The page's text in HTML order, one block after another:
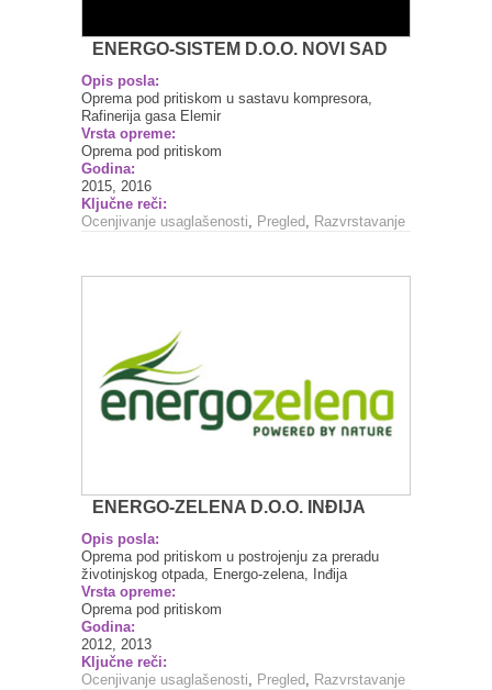
ENERGO-SISTEM D.O.O. NOVI SAD
Opis posla:
Oprema pod pritiskom u sastavu kompresora,
Rafinerija gasa Elemir
Vrsta opreme:
Oprema pod pritiskom
Godina:
2015, 2016
Ključne reči:
Ocenjivanje usaglašenosti
Pregled Razvrstavanje
ENERGO-ZELENA D.O.O. INĐIJA
Opis posla:
Oprema pod pritiskom u postrojenju za preradu
životinjskog otpada, Energo-zelena, Inđija
Vrsta opreme:
Oprema pod pritiskom
Godina:
2012, 2013
Ključne reči:
Ocenjivanje usaglašenosti, Pregled, Razvrstavanje